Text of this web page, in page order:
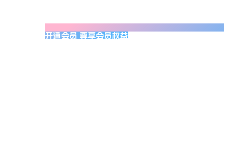
开通会员 尊享会员权益